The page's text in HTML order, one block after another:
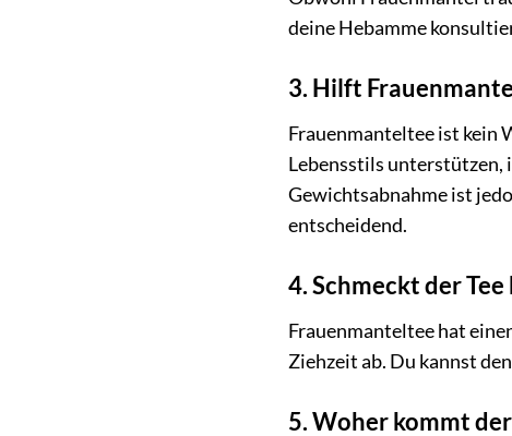
deine Hebamme
3. Hilft
Frauenmanteltee ist kein
Lebensstils unterstützen,
Gewichtsabnahme ist
entscheidend.
4. Schmeckt der
Frauenmanteltee hat
Ziehzeit ab. Du kannst
5. Woher kommt